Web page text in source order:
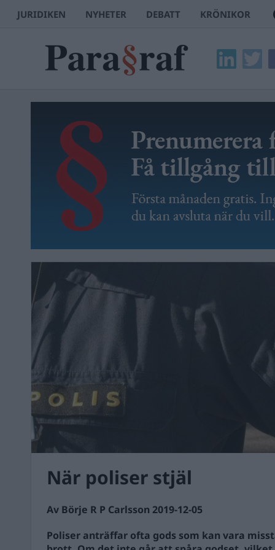
JURIDIKEN NYHETER DEBATT KRÖNIKOR
När poliser stjäl
Av Börje R P Carlsson 2019-12-05
Poliser anträffar ofta gods som kan vara